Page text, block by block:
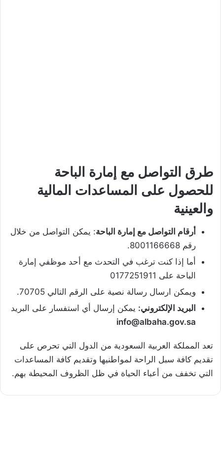
طرق التواصل مع إمارة الباحة
للحصول على المساعدات المالية
والعينية
أرقام التواصل مع إمارة الباحة: يمكن التواصل من خلال
رقم 8001166668.
أما إذا كنت ترغب في التحدث مع أحد موظفي إمارة
الباحة على 0177251911
ويمكن ارسال رسالة نصية على الرقم التالي 70705.
البريد الإلكتروني: يمكن إرسال أي استفسار على البريد
info@albaha.gov.sa
تعد المملكة العربية السعودية من الدول التي تحرص على
تقديم كافة سبل الراحة لمواطنيها وتقديم كافة المساعدات
التي تخفف من أعباء الحياة في ظل الظروف المحيطة بهم.